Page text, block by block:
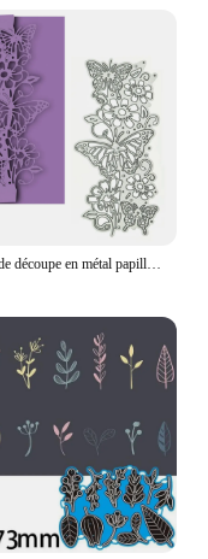
Matrice de découpe en métal papillon dans un arbuste de fleurs, décoration de bordure de carte de voeux, couverture de carte postale de scrapbooking, poinçon coupé, galets